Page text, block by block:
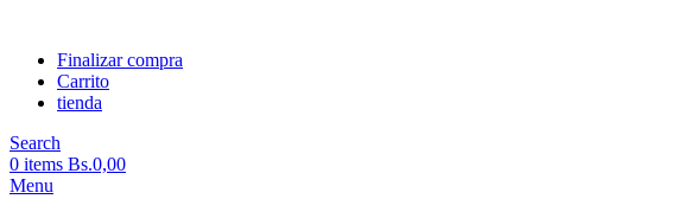
Finalizar compra
Carrito
tienda
Search
0 items Bs.0,00
Menu